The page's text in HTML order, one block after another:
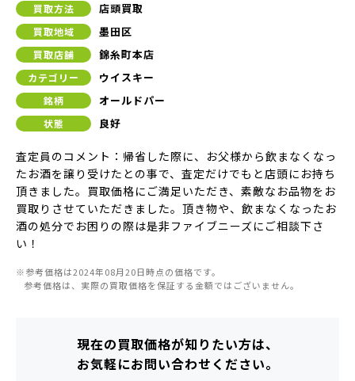
買取方法 店頭買取
買取地域 墨田区
買取店舗 錦糸町本店
カテゴリー ウイスキー
銘柄 オールドパー
状態 良好
査定員のコメント：帰省した際に、お父様から飲まなくなっ
たお酒を譲り受けたとの事で、査定だけでもと店頭にお持ち
頂きました。買取価格にご満足いただき、素敵なお品物をお
買取りさせていただきました。頂き物や、飲まなくなったお
酒の処分でお困りの際は是非ファイブニーズにご相談下さ
い！
※参考価格は2024年08月20日時点の価格です。
参考価格は、実際の買取価格を保証する金額ではございません。
現在の買取価格が知りたい方は、
お気軽にお問い合わせください。